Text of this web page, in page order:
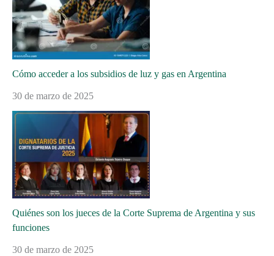
Cómo acceder a los subsidios de luz y gas en Argentina
30 de marzo de 2025
Quiénes son los jueces de la Corte Suprema de Argentina y sus
funciones
30 de marzo de 2025